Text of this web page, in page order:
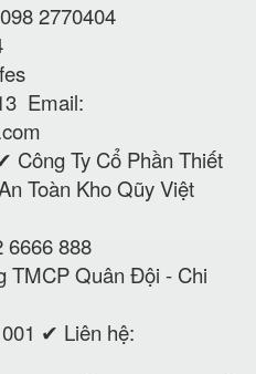
2770404
Email:
Công Ty Cổ Phần Thiết
Toàn Kho Qũy Việt
6666 888
TMCP Quân Đội - Chi
✔ Liên hệ: